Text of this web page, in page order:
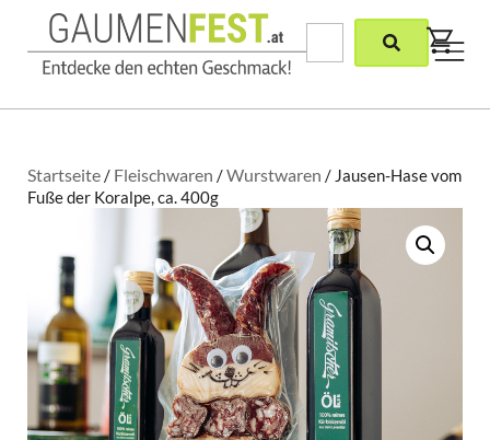
Startseite/ Fleischwaren /Wurstwaren / Jausen-Hase vom
Fuße der Koralpe, ca. 400g